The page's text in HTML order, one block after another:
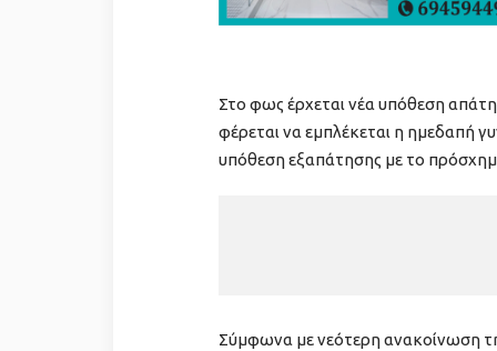
Στο φως έρχεται νέα υπόθεση
φέρεται να εμπλέκεται η ημεδαπή
υπόθεση εξαπάτησης με το
Σύμφωνα με νεότερη ανακοίνωση